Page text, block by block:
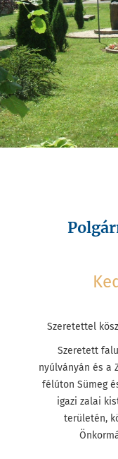
Szeretettel
Szeretett
nyúlványán és a
félúton Sümeg
igazi zalai
területén,